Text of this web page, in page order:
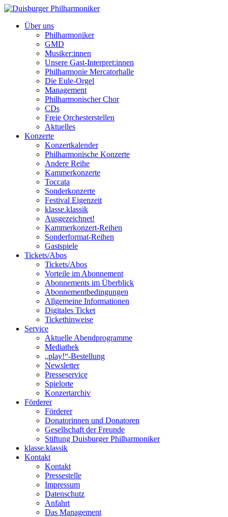
Über uns
Philharmoniker
GMD
Musiker:innen
Unsere Gast-Interpret:innen
Philharmonie Mercatorhalle
Die Eule-Orgel
Management
Philharmonischer Chor
CDs
Freie Orchesterstellen
Aktuelles
Konzerte
Konzertkalender
Philharmonische Konzerte
Andere Reihe
Kammerkonzerte
Toccata
Sonderkonzerte
Festival Eigenzeit
klasse.klassik
Ausgezeichnet!
Kammerkonzert-Reihen
Sonderformat-Reihen
Gastspiele
Tickets/Abos
Tickets/Abos
Vorteile im Abonnement
Abonnements im Überblick
Abonnement­bedingungen
Allgemeine Informationen
Digitales Ticket
Ticket­hinweise
Service
Aktuelle Abendprogramme
Mediathek
„play!“-Bestellung
Newsletter
Presseservice
Spielorte
Konzertarchiv
Förderer
Förderer
Donatorinnen und Donatoren
Gesellschaft der Freunde
Stiftung Duisburger Philharmoniker
klasse.klassik
Kontakt
Kontakt
Pressestelle
Impressum
Datenschutz
Anfahrt
Das Management